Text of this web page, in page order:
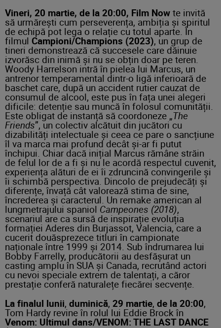
Vineri, 20 martie, de la 20:00, Film Now te invită
să urmărești cum perseverența, ambiția și spiritul
de echipă pot lega o relație cu totul aparte. În
filmul Campioni/Champions (2023), un grup de
tineri demonstrează că succesele care dăinuie
izvorăsc din inimă și nu se obțin doar pe teren.
Woody Harrelson intră în pielea lui Marcus, un
antrenor temperamental dintr-o ligă inferioară de
baschet care, după un accident rutier cauzat de
consumul de alcool, este pus în fața unei alegeri
dificile: detenție sau muncă în folosul comunității.
Este obligat de instanță să coordoneze „The
Friends”, un colectiv alcătuit din jucători cu
dizabilități intelectuale și ceea ce pare o sancțiune
îl va marca mai profund decât și-ar fi putut
închipui. Chiar dacă inițial Marcus rămâne străin
de felul lor de a fi și nu le acordă respectul cuvenit,
experiența alături de ei îi zdruncină convingerile și
îi schimbă perspectiva. Dincolo de prejudecăți și
diferențe, învață cât valorează stima de sine,
încrederea și caracterul. Un remake american al
lungmetrajului spaniol Campeones (2018),
scenariul are ca sursă de inspirație evoluția
formației Aderes din Burjassot, Valencia, care a
cucerit douăsprezece titluri în campionate
naționale între 1999 și 2014. Sub îndrumarea lui
Bobby Farrelly, producătorii au desfășurat un
casting amplu în SUA și Canada, recrutând actori
cu nevoi speciale extrem de talentați, a căror
prestație conferă naturalețe fiecărei secvențe.
La finalul lunii, duminică, 29 martie, de la 20:00,
Tom Hardy revine în rolul lui Eddie Brock în
Venom: Ultimul dans/VENOM: THE LAST DANCE